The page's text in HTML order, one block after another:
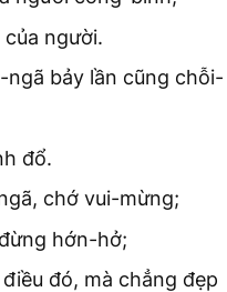
người.
bảy lần cũng chỗi-
đổ.
chớ vui-mừng;
hớn-hở;
đó, mà chẳng đẹp